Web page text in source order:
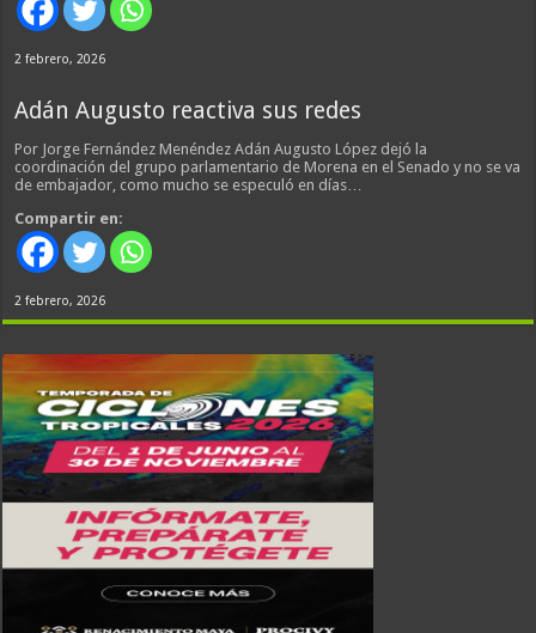
2 febrero, 2026
Adán Augusto reactiva sus redes
Por Jorge Fernández Menéndez Adán Augusto López dejó la
coordinación del grupo parlamentario de Morena en el Senado y no se va
de embajador, como mucho se especuló en días…
Compartir en:
2 febrero, 2026